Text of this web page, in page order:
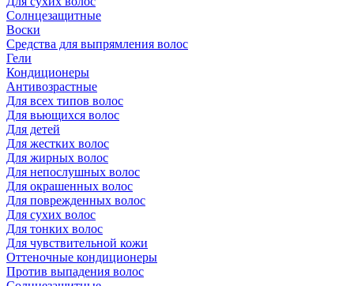
Солнцезащитные
Воски
Средства для выпрямления волос
Гели
Кондиционеры
Антивозрастные
Для всех типов волос
Для вьющихся волос
Для детей
Для жестких волос
Для жирных волос
Для непослушных волос
Для окрашенных волос
Для поврежденных волос
Для сухих волос
Для тонких волос
Для чувствительной кожи
Оттеночные кондиционеры
Против выпадения волос